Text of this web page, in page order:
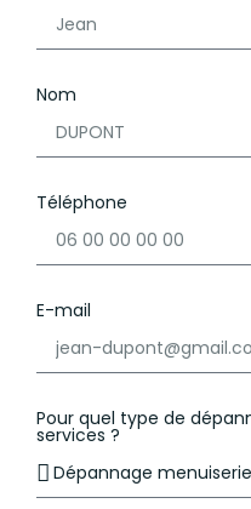
Nom
Téléphone
E-mail
Pour quel type de
services ?